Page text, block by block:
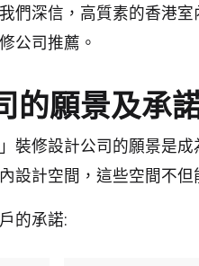
們深信，高質素的香港
公司推薦。
的願景及承
裝修設計公司的願景是
設計空間，這些空間不
的承諾: